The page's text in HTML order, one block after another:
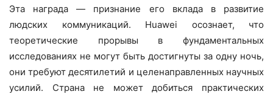
Эта награда — признание его вклада в развитие
людских коммуникаций. Huawei осознает, что
теоретические прорывы в фундаментальных
исследованиях не могут быть достигнуты за одну ночь,
они требуют десятилетий и целенаправленных научных
усилий. Страна не может добиться практических